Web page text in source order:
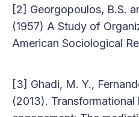
[2] Georgopoulos, B.S.
(1957) A Study of
American Sociological
[3] Ghadi, M. Y.,
(2013).